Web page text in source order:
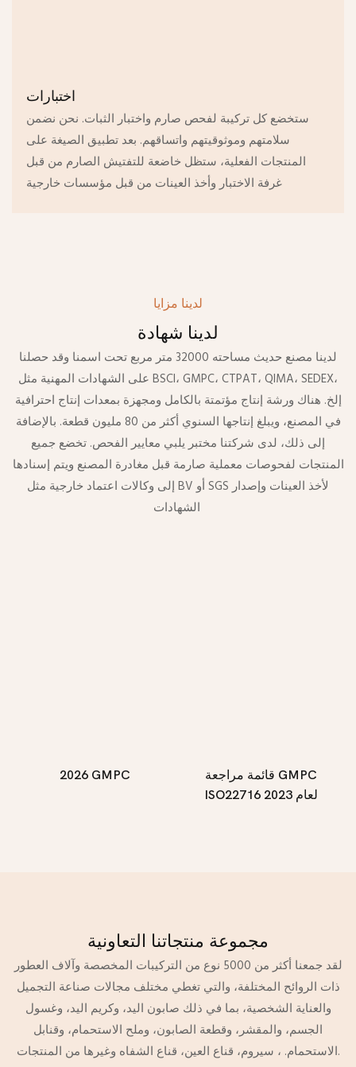
اختبارات
ستخضع كل تركيبة لفحص صارم واختبار الثبات. نحن نضمن
سلامتهم وموثوقيتهم واتساقهم. بعد تطبيق الصيغة على
المنتجات الفعلية، ستظل خاضعة للتفتيش الصارم من قبل
غرفة الاختبار وأخذ العينات من قبل مؤسسات خارجية
لدينا مزايا
لدينا شهادة
لدينا مصنع حديث مساحته 32000 متر مربع تحت اسمنا وقد حصلنا
على الشهادات المهنية مثل BSCI، GMPC، CTPAT، QIMA، SEDEX،
إلخ. هناك ورشة إنتاج مؤتمتة بالكامل ومجهزة بمعدات إنتاج احترافية
في المصنع، ويبلغ إنتاجها السنوي أكثر من 80 مليون قطعة. بالإضافة
إلى ذلك، لدى شركتنا مختبر يلبي معايير الفحص. تخضع جميع
المنتجات لفحوصات معملية صارمة قبل مغادرة المصنع ويتم إسنادها
إلى وكالات اعتماد خارجية مثل BV أو SGS لأخذ العينات وإصدار
2026 GMPC
قائمة مراجعة GMPC
ISO22716 لعام 2023
مجموعة منتجاتنا التعاونية
لقد جمعنا أكثر من 5000 نوع من التركيبات المخصصة وآلاف العطور
ذات الروائح المختلفة، والتي تغطي مختلف مجالات صناعة التجميل
والعناية الشخصية، بما في ذلك صابون اليد، وكريم اليد، وغسول
الجسم، والمقشر، وقطعة الصابون، وملح الاستحمام، وقنابل
الاستحمام. ، سيروم، قناع العين، قناع الشفاه وغيرها من المنتجات.